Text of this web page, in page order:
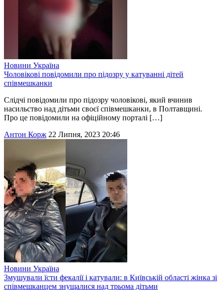
Новини Україна
Чоловікові повідомили про підозру у катуванні дітей
співмешканки
Слідчі повідомили про підозру чоловікові, який вчинив
насильство над дітьми своєї співмешканки, в Полтавщині.
Про це повідомили на офіційному порталі […]
Антон Корж 22 Липня, 2023 20:46
Новини Україна
Змушували їсти фекалії і катували: в Київській області жінка зі
співмешканцем знущалися над трьома дітьми